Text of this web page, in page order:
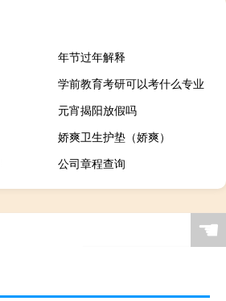
年节过年解释
学前教育考研可以考什么专业
元宵揭阳放假吗
娇爽卫生护垫（娇爽）
公司章程查询
☚